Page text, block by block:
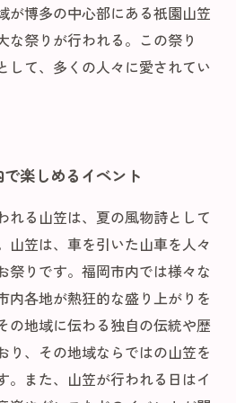
が博多の中心部にある祇園山笠
な祭りが行われる。この祭り
して、多くの人々に愛されてい
楽しめるイベント
れる山笠は、夏の風物詩として
山笠は、車を引いた山車を人々
祭りです。福岡市内では様々な
内各地が熱狂的な盛り上がりを
の地域に伝わる独自の伝統や歴
り、その地域ならではの山笠を
。また、山笠が行われる日はイ